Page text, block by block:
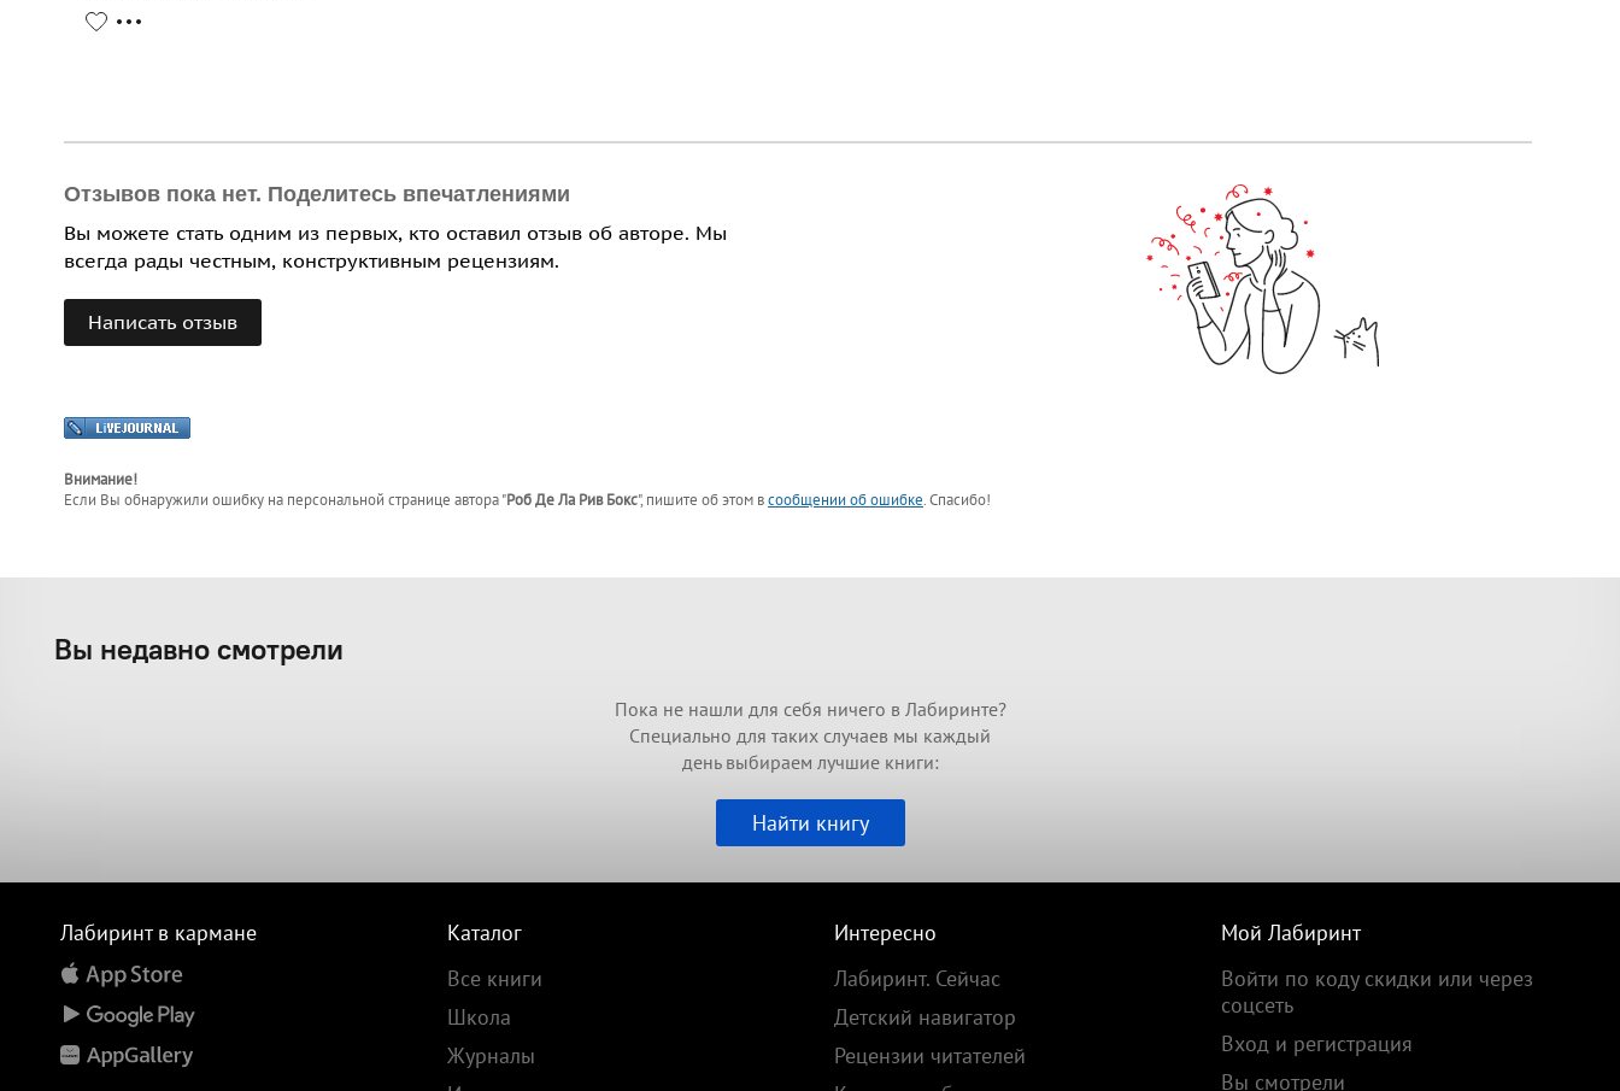
Отзывов пока нет. Поделитесь впечатлениями
Вы можете стать одним из первых, кто оставил отзыв об авторе. Мы
всегда рады честным, конструктивным рецензиям.
Написать отзыв
Внимание!
Если Вы обнаружили ошибку на персональной странице автора "Роб Де Ла Рив Бокс", пишите об этом всообщении об ошибке. Спасибо!
Вы недавно смотрели
Пока не нашли для себя ничего в Лабиринте?
Специально для таких случаев мы каждый
день выбираем лучшие книги:
Найти книгу
Лабиринт в кармане
Каталог
Все книги
Школа
Журналы
Интересно
Лабиринт. Сейчас
Детский навигатор
Рецензии читателей
Мой Лабиринт
Войти по коду скидки или через
соцсеть
Вход и регистрация
Вы смотрели